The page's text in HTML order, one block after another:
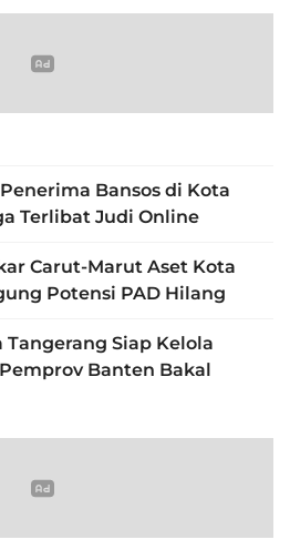
Bansos di Kota
Terlibat Judi Online
Carut-Marut Aset Kota
Potensi PAD Hilang
Tangerang Siap Kelola
Banten Bakal